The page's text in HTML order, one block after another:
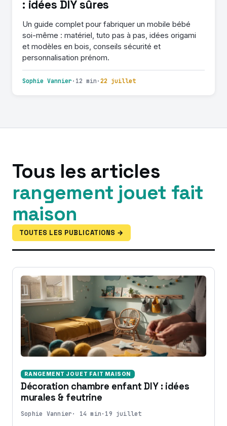
: idées DIY sûres
Un guide complet pour fabriquer un mobile bébé
soi-même : matériel, tuto pas à pas, idées origami
et modèles en bois, conseils sécurité et
personnalisation prénom.
Sophie Vannier · 12 min · 22 juillet
Tous les articles
rangement jouet fait
maison
TOUTES LES PUBLICATIONS →
RANGEMENT JOUET FAIT MAISON
Décoration chambre enfant DIY : idées
murales & feutrine
Sophie Vannier · 14 min · 19 juillet